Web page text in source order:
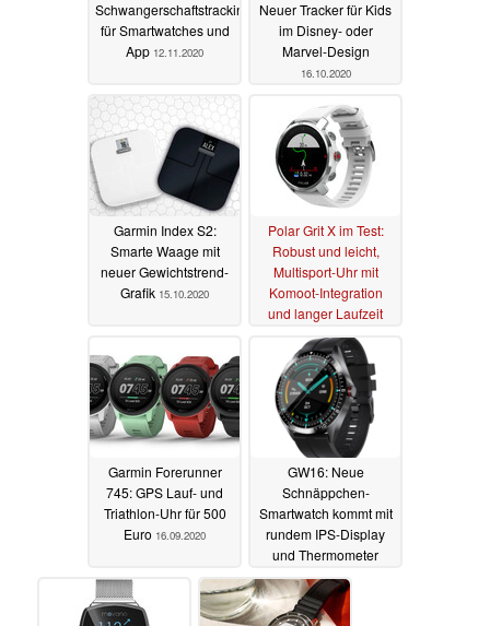
Schwangerschaftstracking
für Smartwatches und
App 12.11.2020
Neuer Tracker für Kids
im Disney- oder
Marvel-Design
16.10.2020
Garmin Index S2:
Smarte Waage mit
neuer Gewichtstrend-
Grafik 15.10.2020
Polar Grit X im Test:
Robust und leicht,
Multisport-Uhr mit
Komoot-Integration
und langer Laufzeit
17.09.2020
Garmin Forerunner
745: GPS Lauf- und
Triathlon-Uhr für 500
Euro 16.09.2020
GW16: Neue
Schnäppchen-
Smartwatch kommt mit
rundem IPS-Display
und Thermometer
23.07.2020